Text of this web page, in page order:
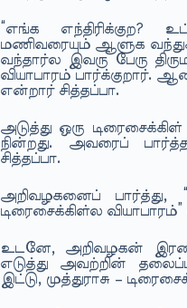
“எங்க எந்திரிக்குற?
மணிவரையும் ஆளுக
வந்தார்ல இவரு பேரு
வியாபாரம் பார்க்குறார்.
என்றார் சித்தப்பா.
அடுத்து ஒரு
நின்றது. அவரைப்
சித்தப்பா.
அறிவழகனைப் பார்த்து,
டிரைசைக்கிள்ல
உடனே, அறிவழகன்
எடுத்து அவற்றின்
இட்டு, முத்துராசு –